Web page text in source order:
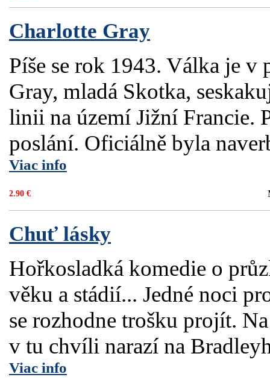
Charlotte Gray
Píše se rok 1943. Válka je v
Gray, mladá Skotka,
linii na území Jižní Francie.
poslání. Oficiálně byla
Viac info
2.90 €
Chuť lásky
Hořkosladká komedie o
věku a stádií... Jedné noci
se rozhodne trošku projít.
v tu chvíli narazí na
Viac info